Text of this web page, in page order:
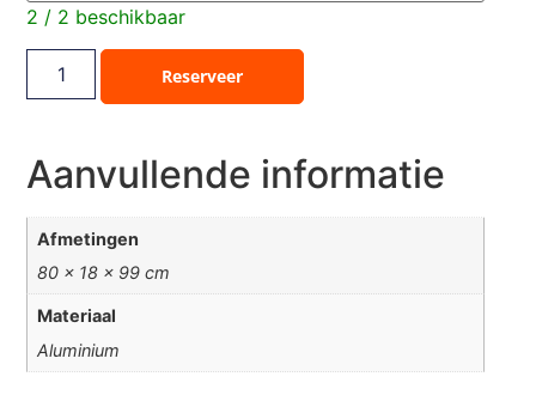
2 / 2 beschikbaar
Reserveer
Aanvullende informatie
Afmetingen
80 × 18 × 99 cm
Materiaal
Aluminium